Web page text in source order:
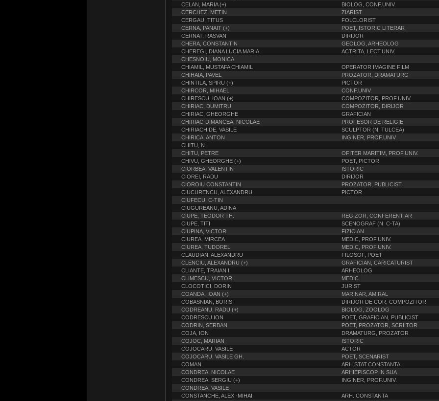
CELAN, MARIA (+)
BIOLOG, CONF.UNIV.
CERCHEZ, METIN
ZIARIST
CERGAU, TITUS
FOLCLORIST
CERNA, PANAIT (+)
POET, ISTORIC LITERAR
CERNAT, RASVAN
DIRIJOR
CHERA, CONSTANTIN
GEOLOG, ARHEOLOG
CHEREGI, DIANA LUCIA MARIA
ACTRITA, LECT.UNIV.
CHESNOIU, MONICA
CHIAMIL, MUSTAFA CHIAMIL
OPERATOR IMAGINE FILM
CHIHAIA, PAVEL
PROZATOR, DRAMATURG
CHINTILA, SPIRU (+)
PICTOR
CHIRCOR, MIHAEL
CONF.UNIV.
CHIRESCU, IOAN (+)
COMPOZITOR, PROF.UNIV.
CHIRIAC, DUMITRU
COMPOZITOR, DIRIJOR
CHIRIAC, GHEORGHE
GRAFICIAN
CHIRIAC-DIMANCEA, NICOLAE
PROFESOR DE RELIGIE
CHIRIACHIDE, VASILE
SCULPTOR (N. TULCEA)
CHIRICA, ANTON
INGINER, PROF.UNIV.
CHITU, N
CHITU, PETRE
OFITER MARITIM, PROF.UNIV.
CHIVU, GHEORGHE (+)
POET, PICTOR
CIORBEA, VALENTIN
ISTORIC
CIOREI, RADU
DIRIJOR
CIOROIU CONSTANTIN
PROZATOR, PUBLICIST
CIUCURENCU, ALEXANDRU
PICTOR
CIUFECU, C-TIN
CIUGUREANU, ADINA
CIUPE, TEODOR TH.
REGIZOR, CONFERENTIAR
CIUPE, TITI
SCENOGRAF (N. C-TA)
CIUPINA, VICTOR
FIZICIAN
CIUREA, MIRCEA
MEDIC, PROF.UNIV.
CIUREA, TUDOREL
MEDIC, PROF.UNIV.
CLAUDIAN, ALEXANDRU
FILOSOF, POET
CLENCIU, ALEXANDRU (+)
GRAFICIAN, CARICATURIST
CLIANTE, TRAIAN I.
ARHEOLOG
CLIMESCU, VICTOR
MEDIC
CLOCOTICI, DORIN
JURIST
COANDA, IOAN (+)
MARINAR, AMIRAL
COBASNIAN, BORIS
DIRIJOR DE COR, COMPOZITOR
CODREANU, RADU (+)
BIOLOG, ZOOLOG
CODRESCU ION
POET, GRAFICIAN, PUBLICIST
CODRIN, SERBAN
POET, PROZATOR, SCRIITOR
COJA, ION
DRAMATURG, PROZATOR
COJOC, MARIAN
ISTORIC
COJOCARU, VASILE
ACTOR
COJOCARU, VASILE GH.
POET, SCENARIST
COMAN
ARH.STAT.CONSTANTA
CONDREA, NICOLAE
ARHIEPISCOP IN SUA
CONDREA, SERGIU (+)
INGINER, PROF.UNIV.
CONDREA, VASILE
CONSTANCHE, ALEX.-MIHAI
ARH. CONSTANTA